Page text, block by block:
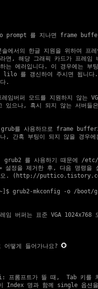
를 지나면 frame buffer
에서의 한글 지원을 위하여 프
면, 해당 그래픽 카드가 프레
는 에러입니다. 이 경우에는
lilo 를 갱신하여 주시면 됩니다
.
임버퍼 모드를 지원하지 않는
있으나, 혹시 되지 않는 서버들
를 사용하므로 frame
, 간혹 부팅이 되지 않을 경우
grub2 를 사용하기 때문에 /
정을 제거한 후, 다음 명령을
. (
http://
grub2-mkconfig -o /boot/
임 버퍼는 표준 VGA 1024x768
떻게 들어가나요?
프롬프트가 뜰 때,  Tab 키를
Index 명과 함께 single 옵션